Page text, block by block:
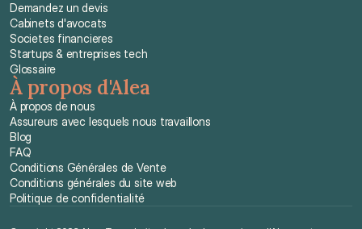
Demandez un devis
Cabinets d'avocats
Societes financieres
Startups & entreprises tech
Glossaire
À propos d'Alea
À propos de nous
Assureurs avec lesquels nous travaillons
Blog
FAQ
Conditions Générales de Vente
Conditions générales du site web
Politique de confidentialité